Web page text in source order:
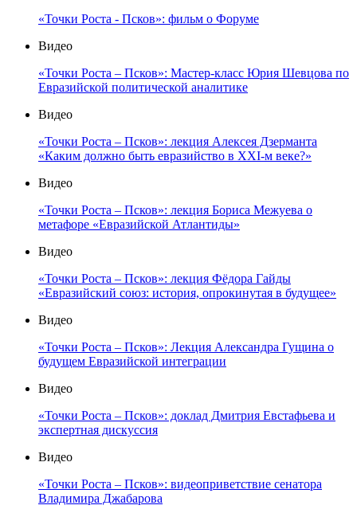
«Точки Роста - Псков»: фильм о Форуме
Видео
«Точки Роста – Псков»: Мастер-класс Юрия Шевцова по
Евразийской политической аналитике
Видео
«Точки Роста – Псков»: лекция Алексея Дзерманта
«Каким должно быть евразийство в XXI-м веке?»
Видео
«Точки Роста – Псков»: лекция Бориса Межуева о
метафоре «Евразийской Атлантиды»
Видео
«Точки Роста – Псков»: лекция Фёдора Гайды
«Евразийский союз: история, опрокинутая в будущее»
Видео
«Точки Роста – Псков»: Лекция Александра Гущина о
будущем Евразийской интеграции
Видео
«Точки Роста – Псков»: доклад Дмитрия Евстафьева и
экспертная дискуссия
Видео
«Точки Роста – Псков»: видеоприветствие сенатора
Владимира Джабарова